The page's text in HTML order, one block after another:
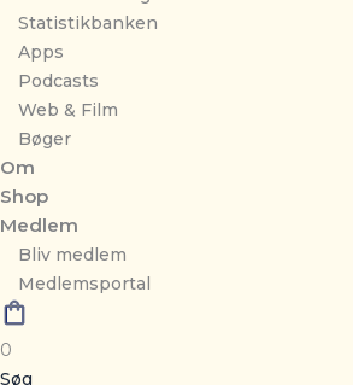
Statistikbanken
Apps
Podcasts
Web & Film
Bøger
Om
Shop
Medlem
Bliv medlem
Medlemsportal
0
Søg